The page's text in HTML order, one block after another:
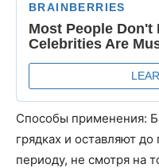
Способы применения:
грядках и оставляют
периоду, не смотря на